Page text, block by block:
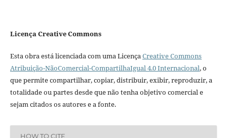
Licença Creative Commons
Esta obra está licenciada com uma LicençaCreative Commons
Atribuição-NãoComercial-CompartilhaIgual 4.0 Internacional, o
que permite compartilhar, copiar, distribuir, exibir, reproduzir, a
totalidade ou partes desde que não tenha objetivo comercial e
sejam citados os autores e a fonte.
HOW TO CITE